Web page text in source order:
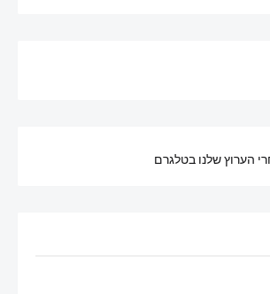
הערוץ שלנו בטלגרם